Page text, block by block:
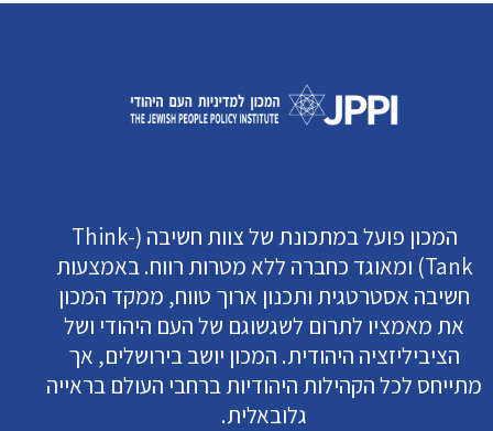
המכון פועל במתכונת של צוות חשיבה (Think-
Tank) ומאוגד כחברה ללא מטרות רווח. באמצעות
חשיבה אסטרטגית ותכנון ארוך טווח, ממקד המכון
את מאמציו לתרום לשגשוגם של העם היהודי ושל
הציביליזציה היהודית. המכון יושב בירושלים, אך
מתייחס לכל הקהילות היהודיות ברחבי העולם בראייה
גלובאלית.